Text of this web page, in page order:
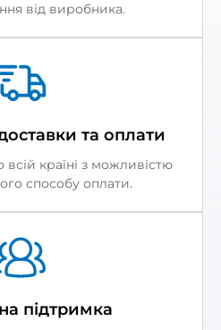
від виробника.
та оплати
країні з можливістю
способу оплати.
підтримка